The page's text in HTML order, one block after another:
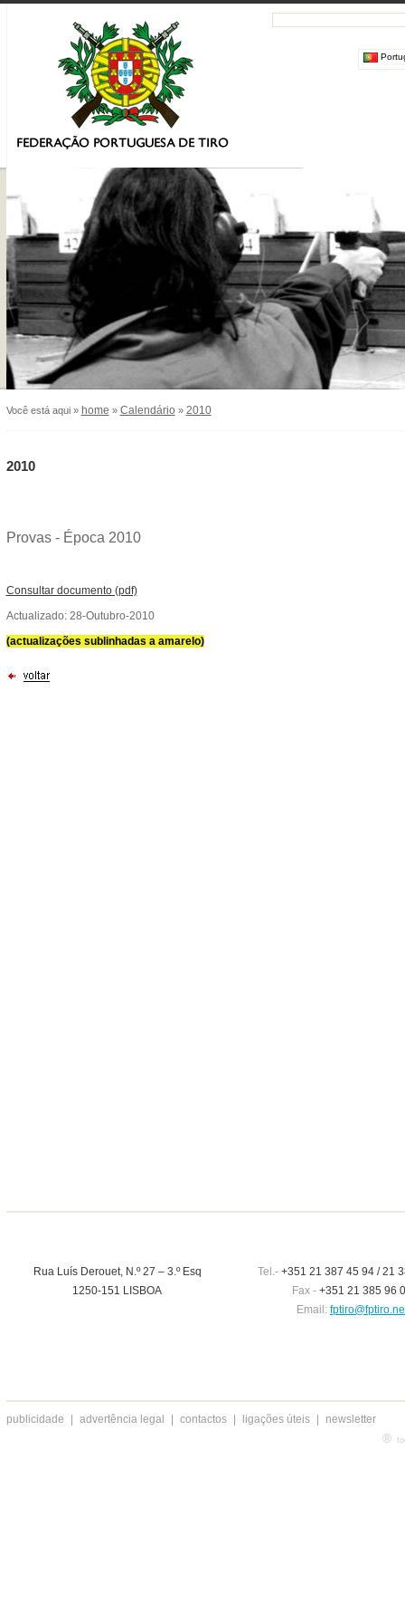
Você está aqui » home » Calendário » 2010
2010
Provas - Época 2010
Consultar documento (pdf)
Actualizado: 28-Outubro-2010
(actualizações sublinhadas a amarelo)
Rua Luís Derouet, N.º 27 – 3.º Esq
1250-151 LISBOA
Tel.-+351 21 387 45 94 / 21
Fax - +351 21 385 96
Email:
publicidade advertência legal contactos ligações úteis newsletter
®